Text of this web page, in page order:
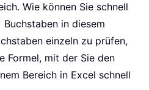
Wie können Sie schnell
in diesem
einzeln zu prüfen,
Formel, mit der Sie den
Bereich in Excel schnell